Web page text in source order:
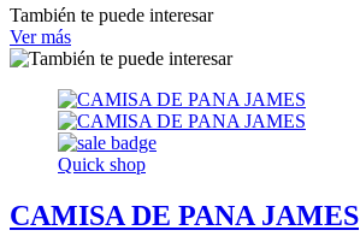
También te puede interesar
Ver más
Quick shop
CAMISA DE PANA JAMES